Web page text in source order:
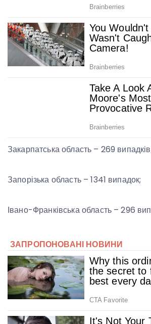
Закарпатська область – 269
Запорізька область – 1341 випадок;
Івано-Франківська область – 296